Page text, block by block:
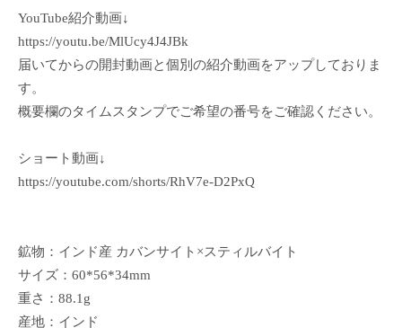
YouTube紹介動画↓
https://youtu.be/MlUcy4J4JBk
届いてからの開封動画と個別の紹介動画をアップしておりま
す。
概要欄のタイムスタンプでご希望の番号をご確認ください。
ショート動画↓
https://youtube.com/shorts/RhV7e-D2PxQ
鉱物：インド産 カバンサイト×スティルバイト
サイズ：60*56*34mm
重さ：88.1g
産地：インド